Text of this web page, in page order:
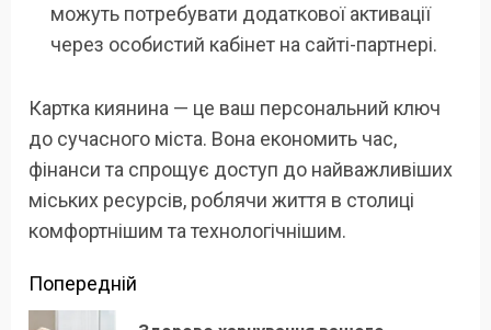
можуть потребувати додаткової активації
через особистий кабінет на сайті-партнері.
Картка киянина — це ваш персональний ключ
до сучасного міста. Вона економить час,
фінанси та спрощує доступ до найважливіших
міських ресурсів, роблячи життя в столиці
комфортнішим та технологічнішим.
Продовжити
Попередній